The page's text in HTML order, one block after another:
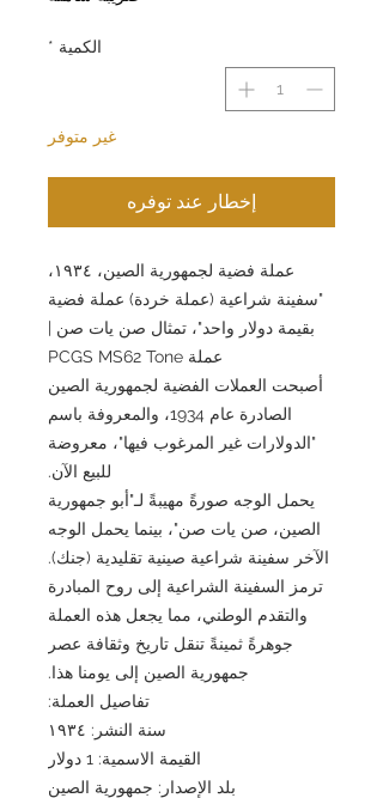
الكمية *
غير متوفر
إخطار عند توفره
عملة فضية لجمهورية الصين، ١٩٣٤،
"سفينة شراعية (عملة خردة) عملة فضية
بقيمة دولار واحد"، تمثال صن يات صن |
عملة PCGS MS62 Tone
أصبحت العملات الفضية لجمهورية الصين
الصادرة عام 1934، والمعروفة باسم
"الدولارات غير المرغوب فيها"، معروضة
للبيع الآن.
يحمل الوجه صورةً مهيبةً لـ"أبو جمهورية
الصين، صن يات صن"، بينما يحمل الوجه
الآخر سفينة شراعية صينية تقليدية (جنك).
ترمز السفينة الشراعية إلى روح المبادرة
والتقدم الوطني، مما يجعل هذه العملة
جوهرةً ثمينةً تنقل تاريخ وثقافة عصر
جمهورية الصين إلى يومنا هذا.
تفاصيل العملة:
سنة النشر: ١٩٣٤
القيمة الاسمية: 1 دولار
بلد الإصدار: جمهورية الصين